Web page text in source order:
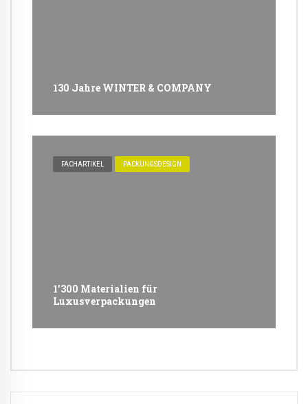
130 Jahre WINTER & COMPANY
FACHARTIKEL PACKUNGSDESIGN
1’300 Materialien für
Luxusverpackungen